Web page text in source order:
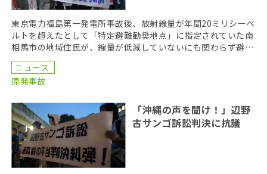
東京電力福島第一発電所事故後、放射線量が年間20ミリシーベ
ルトを超えたとして「特定避難勧奨地点」に指定されていた南
相馬市の地域住民が、線量が低減していないにも関わらず避難
の指定を解除され、帰還を余儀なくされたとして、国を […]
ニュース
原発事故
「沖縄の声を聞け！」辺野
古サンゴ訴訟判決に抗議